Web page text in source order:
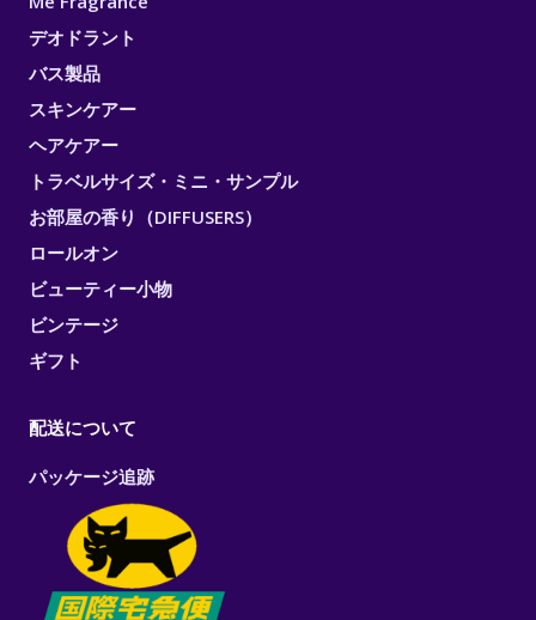
デオドラント
バス製品
スキンケアー
ヘアケアー
トラベルサイズ・ミニ・サンプル
お部屋の香り（DIFFUSERS）
ロールオン
ビューティー小物
ビンテージ
ギフト
配送について
パッケージ追跡